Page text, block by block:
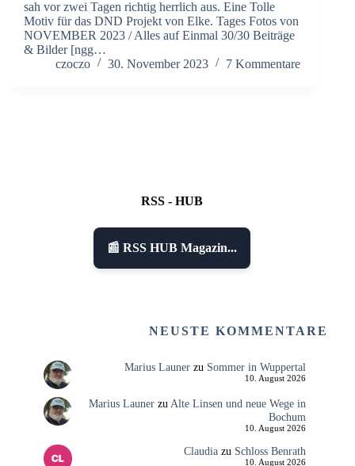
sah vor zwei Tagen richtig herrlich aus. Eine Tolle
Motiv für das DND Projekt von Elke. Tages Fotos von
NOVEMBER 2023 / Alles auf Einmal 30/30 Beiträge
& Bilder [ngg…
czoczo
30. November 2023 7 Kommentare
RSS - HUB
📰 RSS HUB Magazin...
NEUSTE KOMMENTARE
Marius Launerzu Sommer in Wuppertal
10. August 2026
Marius LaunerzuAlte Linsen und neue Wege in
Bochum
10. August 2026
Claudiazu Schloss Benrath
10. August 2026